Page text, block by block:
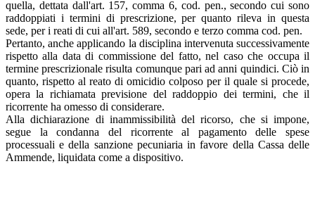
quella, dettata dall'art. 157, comma 6, cod. pen., secondo cui sono
raddoppiati i termini di prescrizione, per quanto rileva in questa
sede, per i reati di cui all'art. 589, secondo e terzo comma cod. pen.
Pertanto, anche applicando la disciplina intervenuta successivamente
rispetto alla data di commissione del fatto, nel caso che occupa il
termine prescrizionale risulta comunque pari ad anni quindici. Ciò in
quanto, rispetto al reato di omicidio colposo per il quale si procede,
opera la richiamata previsione del raddoppio dei termini, che il
ricorrente ha omesso di considerare.
Alla dichiarazione di inammissibilità del ricorso, che si impone,
segue la condanna del ricorrente al pagamento delle spese
processuali e della sanzione pecuniaria in favore della Cassa delle
Ammende, liquidata come a dispositivo.